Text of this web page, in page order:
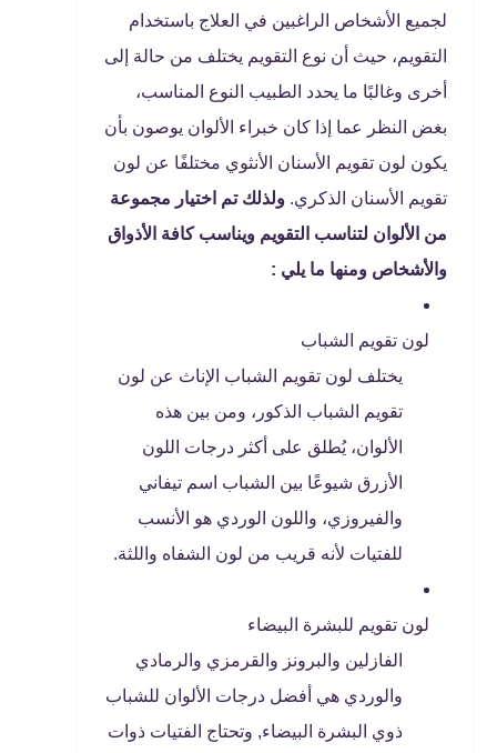
لجميع الأشخاص الراغبين في العلاج باستخدام
التقويم، حيث أن نوع التقويم يختلف من حالة إلى
أخرى وغالبًا ما يحدد الطبيب النوع المناسب،
بغض النظر عما إذا كان خبراء الألوان يوصون بأن
يكون لون تقويم الأسنان الأنثوي مختلفًا عن لون
تقويم الأسنان الذكري. ولذلك تم اختيار مجموعة
من الألوان لتناسب التقويم ويناسب كافة الأذواق
والأشخاص ومنها ما يلي :
لون تقويم الشباب
يختلف لون تقويم الشباب الإناث عن لون
تقويم الشباب الذكور، ومن بين هذه
الألوان، يُطلق على أكثر درجات اللون
الأزرق شيوعًا بين الشباب اسم تيفاني
والفيروزي، واللون الوردي هو الأنسب
للفتيات لأنه قريب من لون الشفاه واللثة.
لون تقويم للبشرة البيضاء
الفازلين والبرونز والقرمزي والرمادي
والوردي هي أفضل درجات الألوان للشباب
ذوي البشرة البيضاء, وتحتاج الفتيات ذوات